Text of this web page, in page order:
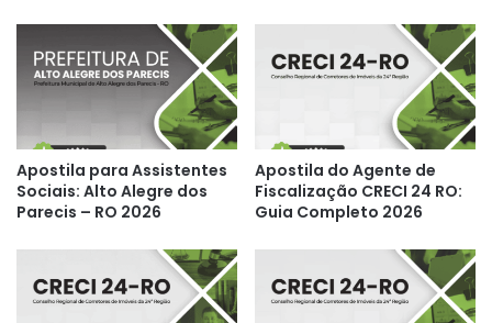
Apostila para Assistentes
Sociais: Alto Alegre dos
Parecis – RO 2026
Apostila do Agente de
Fiscalização CRECI 24 RO:
Guia Completo 2026